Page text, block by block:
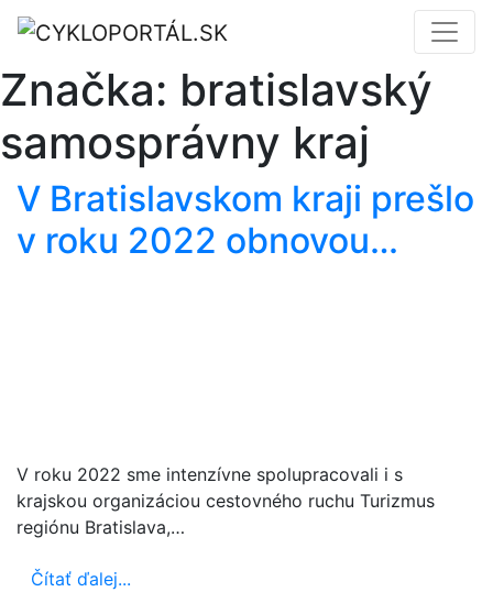
Značka: bratislavský
samosprávny kraj
V Bratislavskom kraji prešlo
v roku 2022 obnovou…
V roku 2022 sme intenzívne spolupracovali i s
krajskou organizáciou cestovného ruchu Turizmus
regiónu Bratislava,…
Čítať ďalej...